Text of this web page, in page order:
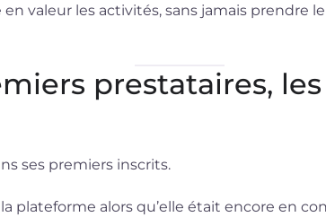
valeur les activités, sans jamais prendre
prestataires,
ses premiers inscrits.
plateforme alors qu’elle était encore en